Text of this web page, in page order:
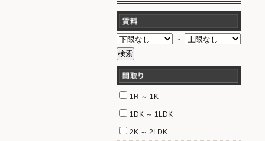
～
1R ～ 1K
1DK ～ 1LDK
2K ～ 2LDK